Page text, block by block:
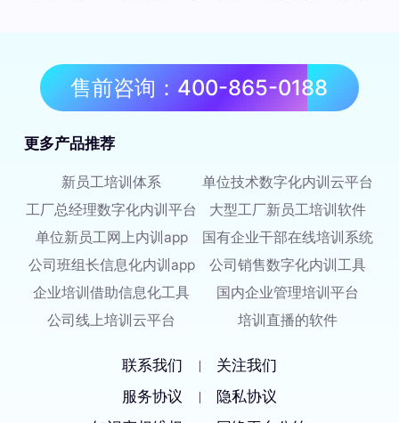
售前咨询：400-865-0188
更多产品推荐
新员工培训体系
单位技术数字化内训云平台
工厂总经理数字化内训平台
大型工厂新员工培训软件
单位新员工网上内训app
国有企业干部在线培训系统
公司班组长信息化内训app
公司销售数字化内训工具
企业培训借助信息化工具
国内企业管理培训平台
公司线上培训云平台
培训直播的软件
联系我们 |
关注我们
服务协议
|
隐私协议